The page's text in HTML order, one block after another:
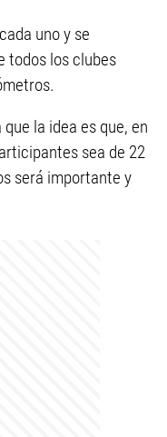
uno y se
todos los clubes
la idea es que, en
sea de 22
será importante y